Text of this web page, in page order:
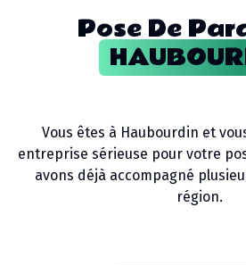
Pose De
Vous êtes à Haubourdin et
entreprise sérieuse pour votre
avons déjà accompagné
région.